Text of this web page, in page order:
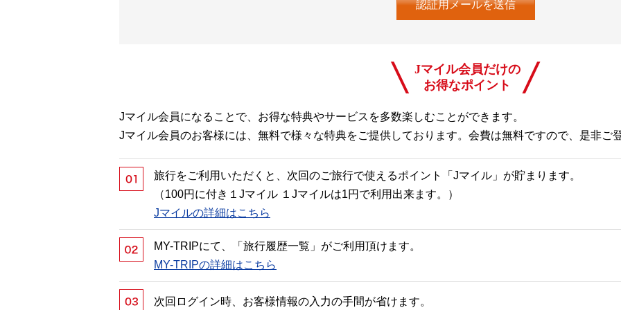
Jマイル会員だけの
お得なポイント
Jマイル会員になることで、お得な特典やサービスを多数楽しむことができます。
Jマイル会員のお客様には、無料で様々な特典をご提供しております。会費は無料ですので、是非ご
旅行をご利用いただくと、次回のご旅行で使えるポイント「Jマイル」が貯まります。
（100円に付き１Jマイル １Jマイルは1円で利用出来ます。）
Jマイルの詳細はこちら
MY-TRIPにて、「旅行履歴一覧」がご利用頂けます。
MY-TRIPの詳細はこちら
次回ログイン時、お客様情報の入力の手間が省けます。